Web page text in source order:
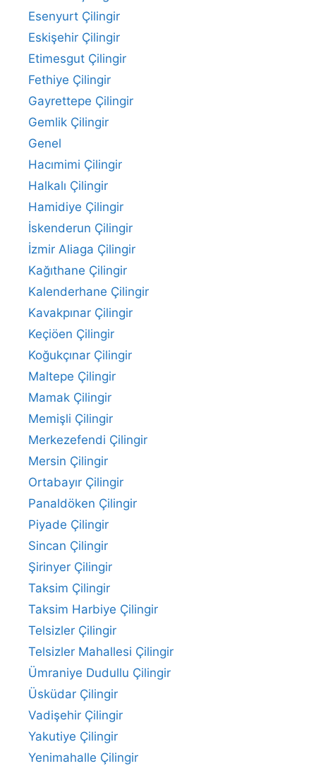
Esenyurt Çilingir
Eskişehir Çilingir
Etimesgut Çilingir
Fethiye Çilingir
Gayrettepe Çilingir
Gemlik Çilingir
Genel
Hacımimi Çilingir
Halkalı Çilingir
Hamidiye Çilingir
İskenderun Çilingir
İzmir Aliaga Çilingir
Kağıthane Çilingir
Kalenderhane Çilingir
Kavakpınar Çilingir
Keçiöen Çilingir
Koğukçınar Çilingir
Maltepe Çilingir
Mamak Çilingir
Memişli Çilingir
Merkezefendi Çilingir
Mersin Çilingir
Ortabayır Çilingir
Panaldöken Çilingir
Piyade Çilingir
Sincan Çilingir
Şirinyer Çilingir
Taksim Çilingir
Taksim Harbiye Çilingir
Telsizler Çilingir
Telsizler Mahallesi Çilingir
Ümraniye Dudullu Çilingir
Üsküdar Çilingir
Vadişehir Çilingir
Yakutiye Çilingir
Yenimahalle Çilingir